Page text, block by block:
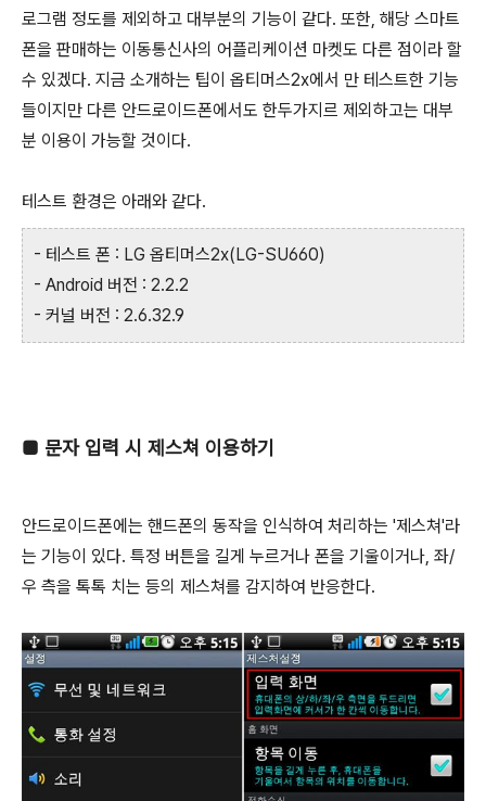
로그램 정도를 제외하고 대부분의 기능이 같다. 또한, 해당 스마트
폰을 판매하는 이동통신사의 어플리케이션 마켓도 다른 점이라 할
수 있겠다. 지금 소개하는 팁이 옵티머스2x에서 만 테스트한 기능
들이지만 다른 안드로이드폰에서도 한두가지르 제외하고는 대부
분 이용이 가능할 것이다.
테스트 환경은 아래와 같다.
- 테스트 폰 : LG 옵티머스2x(LG-SU660)
- Android 버전 : 2.2.2
- 커널 버전 : 2.6.32.9
■ 문자 입력 시 제스쳐 이용하기
안드로이드폰에는 핸드폰의 동작을 인식하여 처리하는 '제스쳐'라
는 기능이 있다. 특정 버튼을 길게 누르거나 폰을 기울이거나, 좌/
우 측을 톡톡 치는 등의 제스쳐를 감지하여 반응한다.